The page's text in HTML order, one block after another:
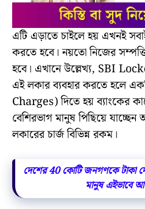
এটি এড়াতে চাইলে হয় এখনই
করতে হবে। নয়তো নিজের
হবে। এখানে উল্লেখ্য, SBI
এই লকার ব্যবহার করতে হলে
Charges) দিতে হয় ব্যাংকের
বেশিরভাগ মানুষ পিছিয়ে
লকারের চার্জ বিভিন্ন রকম।
দেশের 40 কোটি জনগণকে টাকা
মানুষ এইভাবে